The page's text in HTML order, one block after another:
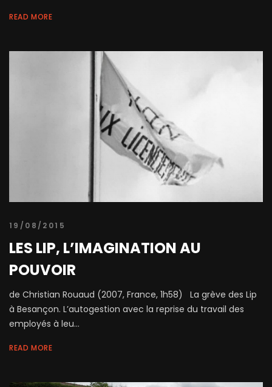
READ MORE
19/08/2015
LES LIP, L’IMAGINATION AU
POUVOIR
de Christian Rouaud (2007, France, 1h58) La grève des Lip
à Besançon. L’autogestion avec la reprise du travail des
employés à leu...
READ MORE